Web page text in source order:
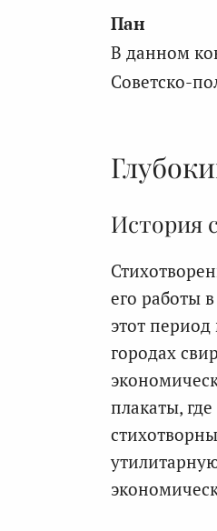
Пан
В данном
Советско-
История
его работы
этот период
городах
плакаты,